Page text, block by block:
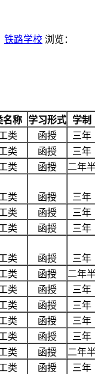
铁路学校 浏览：
名称 学习形式
学制
类 函授
三年
类 函授
三年
类 函授 二年
类 函授
三年
类 函授
三年
类 函授 三年
类 函授
三年
类 函授
二年
类 函授
三年
类 函授
三年
类 函授
三年
类 函授
三年
类 函授
二年
类 函授
三年